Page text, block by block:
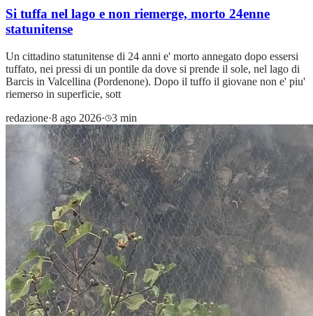
Si tuffa nel lago e non riemerge, morto 24enne
statunitense
Un cittadino statunitense di 24 anni e' morto annegato dopo essersi
tuffato, nei pressi di un pontile da dove si prende il sole, nel lago di
Barcis in Valcellina (Pordenone). Dopo il tuffo il giovane non e' piu'
riemerso in superficie, sott
redazione·8 ago 2026· 3 min